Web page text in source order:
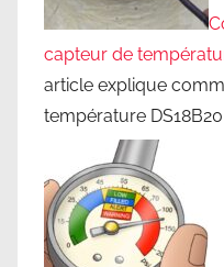
capteur de
article explique
température